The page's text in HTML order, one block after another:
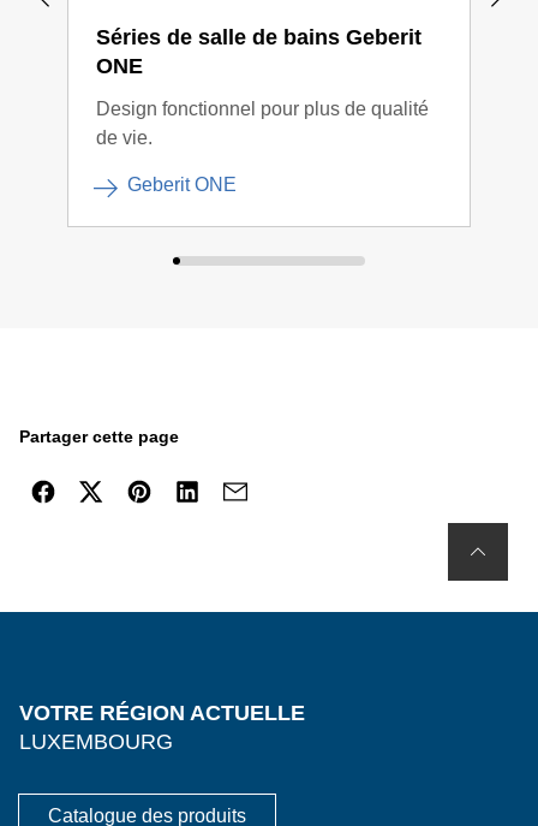
Séries de salle de bains Geberit
ONE
Design fonctionnel pour plus de qualité
de vie.
Geberit ONE
Partager cette page
VOTRE RÉGION ACTUELLE
LUXEMBOURG
Catalogue des produits